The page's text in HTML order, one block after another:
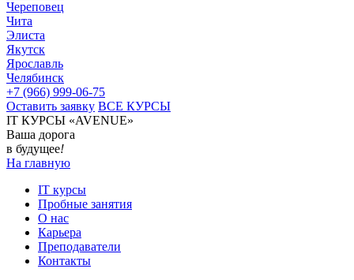
Череповец
Чита
Элиста
Якутск
Ярославль
Челябинск
+7 (966) 999-06-75
Оставить заявку ВСЕ КУРСЫ
IT КУРСЫ «AVENUE»
Ваша дорога
в будущее!
На главную
IT курсы
Пробные занятия
О нас
Карьера
Преподаватели
Контакты